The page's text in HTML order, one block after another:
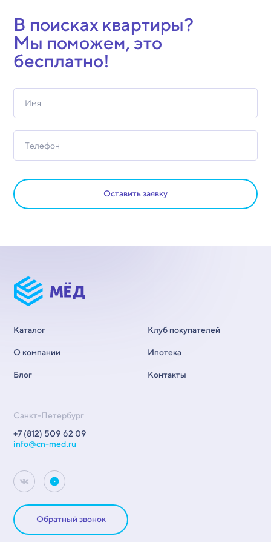
В поисках квартиры?
Мы поможем, это
бесплатно!
Оставить заявку
Каталог
О компании
Блог
Клуб покупателей
Ипотека
Контакты
Санкт-Петербург
+7 (812) 509 62 09
info@cn-med.ru
Обратный звонок